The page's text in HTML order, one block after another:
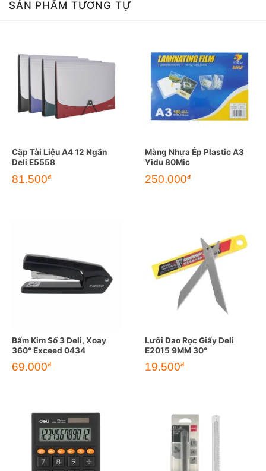
SẢN PHẨM TƯƠNG TỰ
Cặp Tài Liệu A4 12 Ngăn
Deli E5558
81.500đ
Màng Nhựa Ép Plastic A3
Yidu 80Mic
250.000đ
Bấm Kim Số 3 Deli, Xoay
360° Exceed 0434
69.000đ
Lưỡi Dao Rọc Giấy Deli
E2015 9MM 30°
19.500đ